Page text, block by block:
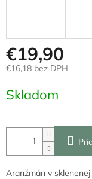
€19,90
€16,18 bez DPH
cena:
Skladom
Aranžmán v